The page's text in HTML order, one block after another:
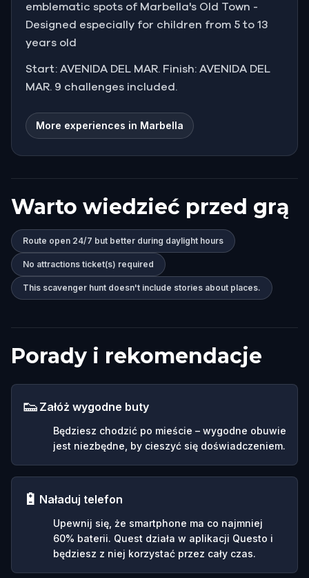
emblematic spots of Marbella's Old Town -
Designed especially for children from 5 to 13
years old
Start: AVENIDA DEL MAR. Finish: AVENIDA DEL
MAR. 9 challenges included.
More experiences in Marbella
Warto wiedzieć przed grą
Route open 24/7 but better during daylight hours
No attractions ticket(s) required
This scavenger hunt doesn't include stories about places.
Porady i rekomendacje
👟 Załóż wygodne buty
Będziesz chodzić po mieście – wygodne obuwie
jest niezbędne, by cieszyć się doświadczeniem.
🔋 Naładuj telefon
Upewnij się, że smartphone ma co najmniej
60% baterii. Quest działa w aplikacji Questo i
będziesz z niej korzystać przez cały czas.